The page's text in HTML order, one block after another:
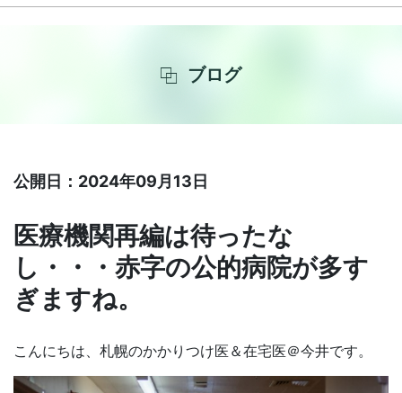
ブログ
公開日：2024年09月13日
医療機関再編は待ったな
し・・・赤字の公的病院が多す
ぎますね。
こんにちは、札幌のかかりつけ医＆在宅医＠今井です。